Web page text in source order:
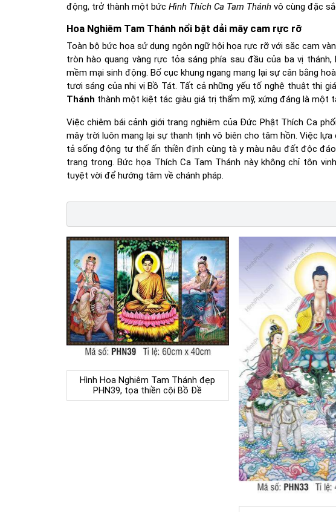
động, trở thành một bức Hình Thích Ca Tam Thánhvô cùng đặc
Hoa Nghiêm Tam Thánh nổi bật dải mây cam rực rỡ
Toàn bộ bức họa sử dụng ngôn ngữ hội họa rực rỡ với sắc cam
tròn hào quang vàng rực tỏa sáng phía sau đầu của ba vị
mềm mại sinh động. Bố cục khung ngang mang lại sự cân bằng
tươi sáng của nhị vị Bồ Tát. Tất cả những yếu tố nghệ thuật thị
Thánh thành một kiệt tác giàu giá trị thẩm mỹ, xứng đáng là một
Việc chiêm bái cảnh giới trang nghiêm của Đức Phật Thích Ca
mây trời luôn mang lại sự thanh tịnh vô biên cho tâm hồn. Việc
tả sống động tư thế ấn thiền định cùng tà y màu nâu đất độc
trang trọng. Bức họa Thích Ca Tam Thánh này không chỉ tôn
tuyệt vời để hướng tâm về chánh pháp.
Hình Hoa Nghiêm Tam Thánh đẹp
PHN39, tọa thiền cội Bồ Đề